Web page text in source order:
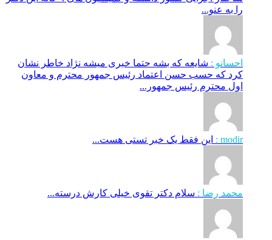
را به عنو...
احسانو : شایعه که بشه حتما خبری میشه نژاد خاطر نشان
کرد که حسب حسن اعتماد رئیس جمهور محترم و معاون
اول محترم رئیس جمهور...
modir : این فقط یک خبر تستی هست...
محمد رضا : سلام دکتر تقوی خیلی کارش درسته...